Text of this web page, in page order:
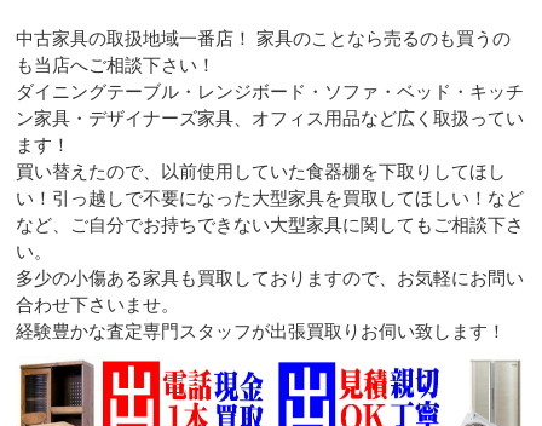
中古家具の取扱地域一番店！ 家具のことなら売るのも買うの
も当店へご相談下さい！
ダイニングテーブル・レンジボード・ソファ・ベッド・キッチ
ン家具・デザイナーズ家具、オフィス用品など広く取扱ってい
ます！
買い替えたので、以前使用していた食器棚を下取りしてほし
い！引っ越しで不要になった大型家具を買取してほしい！など
など、ご自分でお持ちできない大型家具に関してもご相談下さ
い。
多少の小傷ある家具も買取しておりますので、お気軽にお問い
合わせ下さいませ。
経験豊かな査定専門スタッフが出張買取りお伺い致します！